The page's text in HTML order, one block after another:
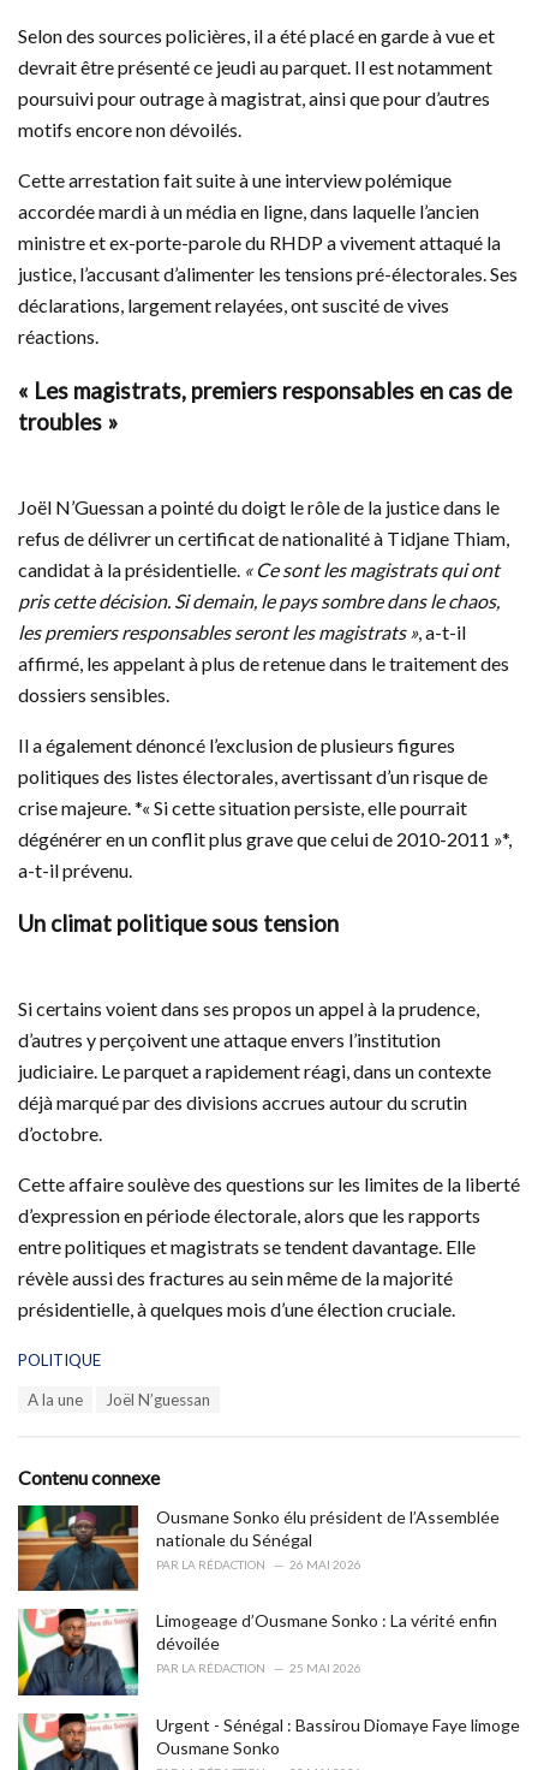
Selon des sources policières, il a été placé en garde à vue et
devrait être présenté ce jeudi au parquet. Il est notamment
poursuivi pour outrage à magistrat, ainsi que pour d’autres
motifs encore non dévoilés.
Cette arrestation fait suite à une interview polémique
accordée mardi à un média en ligne, dans laquelle l’ancien
ministre et ex-porte-parole du RHDP a vivement attaqué la
justice, l’accusant d’alimenter les tensions pré-électorales. Ses
déclarations, largement relayées, ont suscité de vives
réactions.
« Les magistrats, premiers responsables en cas de
troubles »
Joël N’Guessan a pointé du doigt le rôle de la justice dans le
refus de délivrer un certificat de nationalité à Tidjane Thiam,
candidat à la présidentielle. « Ce sont les magistrats qui ont
pris cette décision. Si demain, le pays sombre dans le chaos,
les premiers responsables seront les magistrats », a-t-il
affirmé, les appelant à plus de retenue dans le traitement des
dossiers sensibles.
Il a également dénoncé l’exclusion de plusieurs figures
politiques des listes électorales, avertissant d’un risque de
crise majeure. *« Si cette situation persiste, elle pourrait
dégénérer en un conflit plus grave que celui de 2010-2011 »*,
a-t-il prévenu.
Un climat politique sous tension
Si certains voient dans ses propos un appel à la prudence,
d’autres y perçoivent une attaque envers l’institution
judiciaire. Le parquet a rapidement réagi, dans un contexte
déjà marqué par des divisions accrues autour du scrutin
d’octobre.
Cette affaire soulève des questions sur les limites de la liberté
d’expression en période électorale, alors que les rapports
entre politiques et magistrats se tendent davantage. Elle
révèle aussi des fractures au sein même de la majorité
présidentielle, à quelques mois d’une élection cruciale.
C
o
r
i
e
s
POLITIQUE
:
A la une Joël N’guessan
Contenu connexe
Ousmane Sonko élu président de l’Assemblée
nationale du Sénégal
PAR LA RÉDACTION 26 MAI 2026
Limogeage d’Ousmane Sonko : La vérité enfin
dévoilée
PAR LA RÉDACTION 25 MAI 2026
Urgent - Sénégal : Bassirou Diomaye Faye limoge
Ousmane Sonko